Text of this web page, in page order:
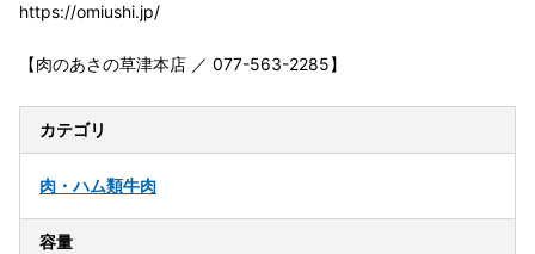
https://omiushi.jp/
【肉のあさの草津本店 ／ 077-563-2285】
カテゴリ
肉・ハム類牛肉
容量